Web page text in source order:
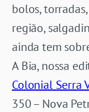
bolos,
região,
ainda tem
A Bia, nossa
Colonial Serra
350 – Nova